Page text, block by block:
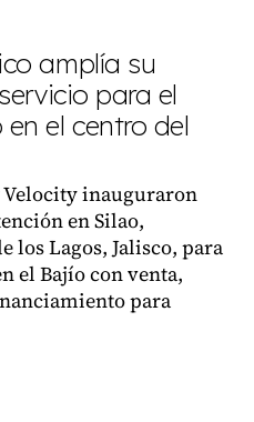
amplía su
para el
el centro del
inauguraron
en Silao,
los Lagos, Jalisco, para
el Bajío con venta,
para